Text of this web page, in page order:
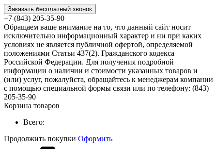
Заказать бесплатный звонок
+7 (843) 205-35-90
Обращаем ваше внимание на то, что данный сайт носит
исключительно информационный характер и ни при каких
условиях не является публичной офертой, определяемой
положениями Статьи 437(2). Гражданского кодекса
Российской Федерации. Для получения подробной
информации о наличии и стоимости указанных товаров и
(или) услуг, пожалуйста, обращайтесь к менеджерам компании
с помощью специальной формы связи или по телефону: (843)
205-35-90
Корзина товаров
Всего:
Продолжить покупки Оформить